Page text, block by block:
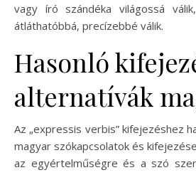
vagy író szándéka világossá
átláthatóbbá, precízebbé válik.
Hasonló
alternatívák
Az „expressis verbis” kifejezéshez
magyar szókapcsolatok és
az egyértelműségre és a szó